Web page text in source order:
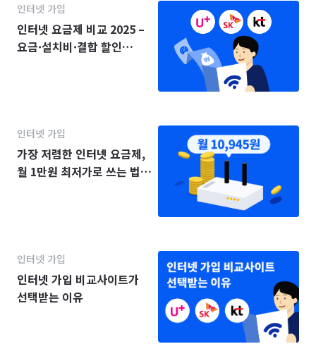
인터넷 가입
인터넷 요금제 비교 2025 –
요금·설치비·결합 할인
인터넷 가입
가장 저렴한 인터넷 요금제,
월 1만원 최저가로 쓰는 법
인터넷 가입
인터넷 가입 비교사이트가
선택받는 이유